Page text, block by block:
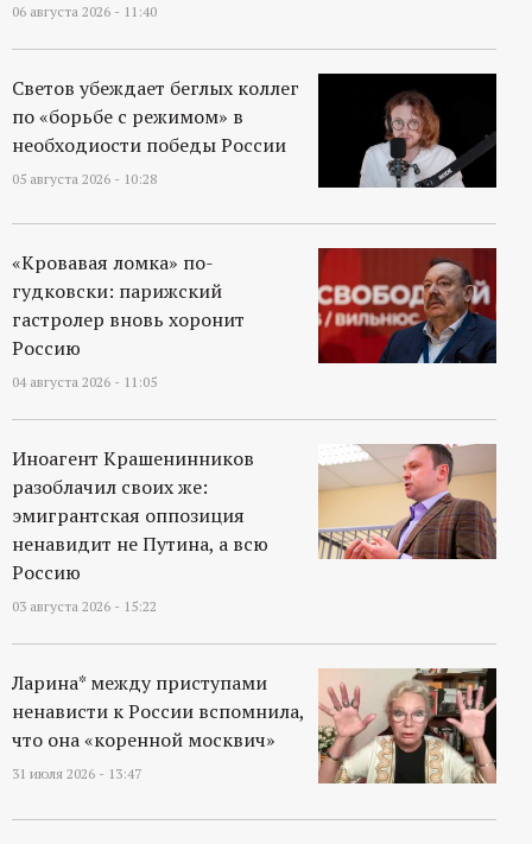
06 августа 2026 - 11:40
Светов убеждает беглых коллег
по «борьбе с режимом» в
необходиости победы России
05 августа 2026 - 10:28
«Кровавая ломка» по-
гудковски: парижский
гастролер вновь хоронит
Россию
04 августа 2026 - 11:05
Иноагент Крашенинников
разоблачил своих же:
эмигрантская оппозиция
ненавидит не Путина, а всю
Россию
03 августа 2026 - 15:22
Ларина* между приступами
ненависти к России вспомнила,
что она «коренной москвич»
31 июля 2026 - 13:47